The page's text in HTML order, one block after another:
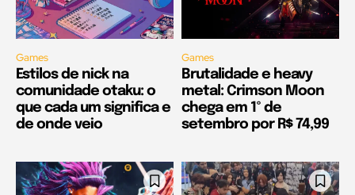
Games
Estilos de nick na
comunidade otaku: o
que cada um significa e
de onde veio
Games
Brutalidade e heavy
metal: Crimson Moon
chega em 1º de
setembro por R$ 74,99